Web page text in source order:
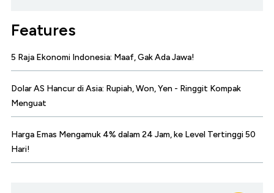
Features
5 Raja Ekonomi Indonesia: Maaf, Gak Ada Jawa!
Dolar AS Hancur di Asia: Rupiah, Won, Yen - Ringgit Kompak
Menguat
Harga Emas Mengamuk 4% dalam 24 Jam, ke Level Tertinggi 50
Hari!